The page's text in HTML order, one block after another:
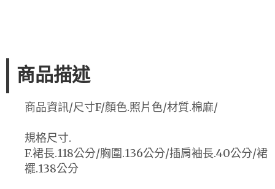
商品描述
商品資訊/尺寸F/顏色.照片色/材質.棉麻/
規格尺寸.
F.裙長.118公分/胸圍.136公分/插肩袖長.40公分/裙
襬.138公分